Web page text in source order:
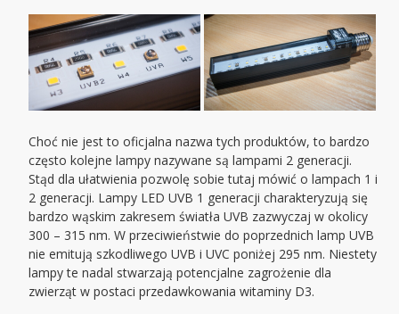
Choć nie jest to oficjalna nazwa tych produktów, to bardzo
często kolejne lampy nazywane są lampami 2 generacji.
Stąd dla ułatwienia pozwolę sobie tutaj mówić o lampach 1 i
2 generacji. Lampy LED UVB 1 generacji charakteryzują się
bardzo wąskim zakresem światła UVB zazwyczaj w okolicy
300 – 315 nm. W przeciwieństwie do poprzednich lamp UVB
nie emitują szkodliwego UVB i UVC poniżej 295 nm. Niestety
lampy te nadal stwarzają potencjalne zagrożenie dla
zwierząt w postaci przedawkowania witaminy D3.